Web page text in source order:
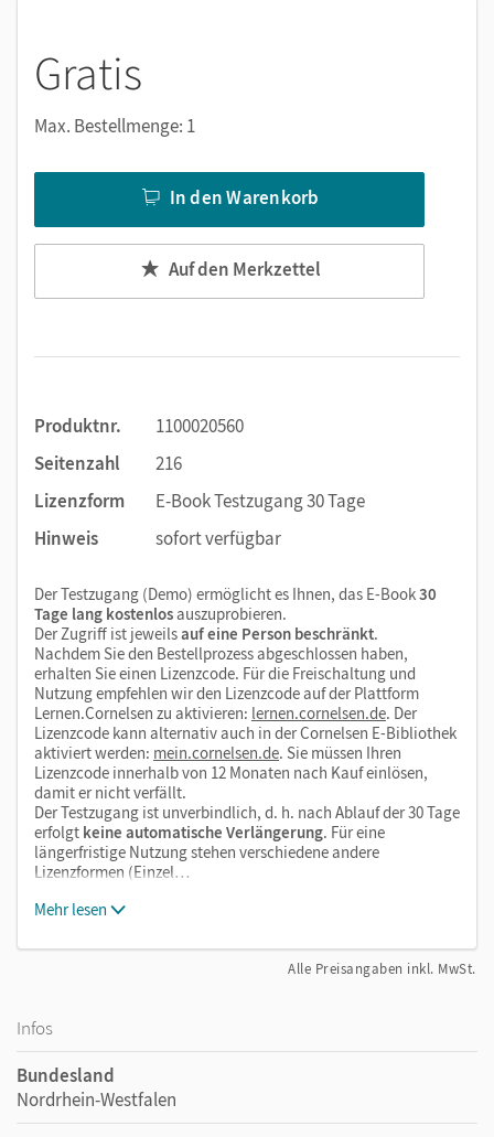
Medien in diesem E-Book:
Videos
PDF-Dateien
Externe Weblinks zu Erklärfilmen, Dokumenten,
Bildern und Texten
Gratis
Max. Bestellmenge: 1
In den Warenkorb
Auf den Merkzettel
Produktnr.
1100020560
Seitenzahl
216
Lizenzform
E-Book Testzugang 30 Tage
Hinweis
sofort verfügbar
Der Testzugang (Demo) ermöglicht es Ihnen, das E-Book30
Tage lang kostenlosauszuprobieren.
Der Zugriff ist jeweilsauf eine Person beschränkt.
Nachdem Sie den Bestellprozess abgeschlossen haben,
erhalten Sie einen Lizenzcode. Für die Freischaltung und
Nutzung empfehlen wir den Lizenzcode auf der Plattform
Lernen.Cornelsen zu aktivieren: lernen.cornelsen.de. Der
Lizenzcode kann alternativ auch in der Cornelsen E-Bibliothek
aktiviert werden: mein.cornelsen.de. Sie müssen Ihren
Lizenzcode innerhalb von 12 Monaten nach Kauf einlösen,
damit er nicht verfällt.
Der Testzugang ist unverbindlich, d. h. nach Ablauf der 30 Tage
erfolgt keine automatische Verlängerung. Für eine
längerfristige Nutzung stehen verschiedene andere
Lizenzformen (Einzel…
Mehr lesen
Alle Preisangaben inkl. MwSt.
Infos
Bundesland
Nordrhein-Westfalen